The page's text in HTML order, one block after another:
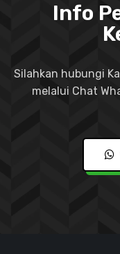
Info
Silahkan hubungi
melalui Chat